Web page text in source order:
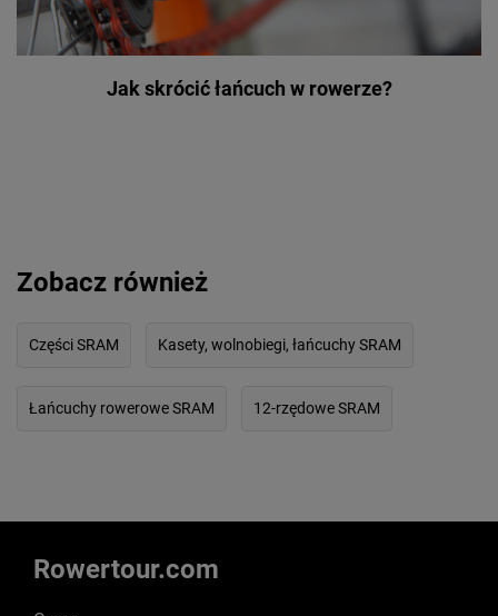
Jak skrócić łańcuch w rowerze?
Zobacz również
Części SRAM Kasety, wolnobiegi, łańcuchy SRAM
Łańcuchy rowerowe SRAM 12-rzędowe SRAM
Rowertour.com